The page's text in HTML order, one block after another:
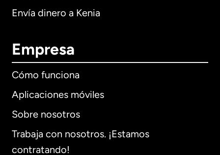
Envía dinero a Kenia
Empresa
Cómo funciona
Aplicaciones móviles
Sobre nosotros
Trabaja con nosotros. ¡Estamos
contratando!